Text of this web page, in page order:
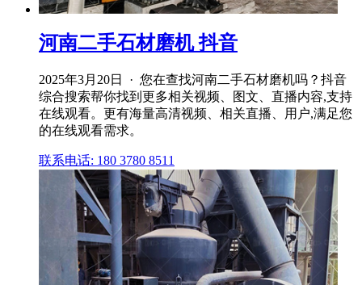
河南二手石材磨机 抖音
2025年3月20日 · 您在查找河南二手石材磨机吗？抖音
综合搜索帮你找到更多相关视频、图文、直播内容,支持
在线观看。更有海量高清视频、相关直播、用户,满足您
的在线观看需求。
联系电话: 180 3780 8511